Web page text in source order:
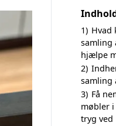
1) Hvad
samling
hjælpe
2)
samling
3) Få
møbler
tryg ved